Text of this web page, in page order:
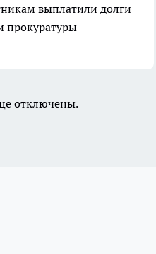
выплатили долги
прокуратуры
отключены.